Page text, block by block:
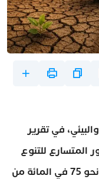
في تقرير
المتسارع للتنوع
البيولوجي بالمغرب، كاشفاً عن فقدان نحو 75 في المائة من